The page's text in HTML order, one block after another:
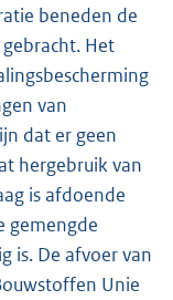
beneden de
Het
van
dat er geen
hergebruik van
is afdoende
gemengde
is. De afvoer van
Unie